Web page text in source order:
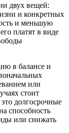
двух вещей:
и конкретных
и меньшую
платят в виде
в балансе и
или
стоит
долгосрочные
способность
или снижать